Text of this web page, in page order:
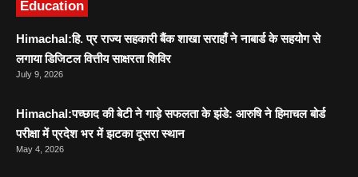
Education
Himachal:हि. प्र राज्य सहकारी बैंक शाखा सराहाँ ने नाबार्ड के सहयोग से
लगाया डिजिटल वित्तीय साक्षरता शिविर
July 9, 2026
Himachal:पच्छाद की बेटी ने गाड़े सफलता के झंडे: आरुषि ने हिमाचल बोर्ड
परीक्षा में प्रदेश भर में झटका दूसरा स्थान
May 4, 2026